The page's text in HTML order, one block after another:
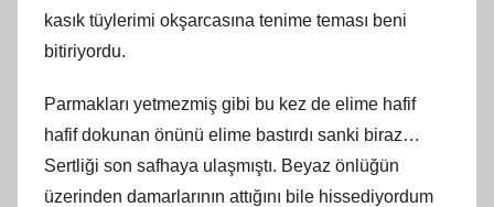
kasık tüylerimi okşarcasına tenime teması beni
bitiriyordu.
Parmakları yetmezmiş gibi bu kez de elime hafif
hafif dokunan önünü elime bastırdı sanki biraz…
Sertliği son safhaya ulaşmıştı. Beyaz önlüğün
üzerinden damarlarının attığını bile hissediyordum